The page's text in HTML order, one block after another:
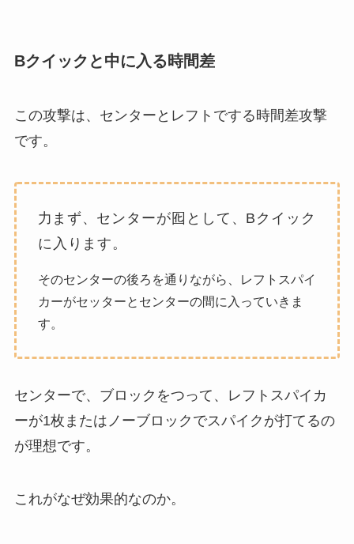
Bクイックと中に入る時間差
この攻撃は、センターとレフトでする時間差攻撃
です。
力 まず、センターが囮として、Bクイック
に入ります。
そのセンターの後ろを通りながら、レフトスパイ
カーがセッターとセンターの間に入っていきま
す。
センターで、ブロックをつって、レフトスパイカ
ーが1枚またはノーブロックでスパイクが打てるの
が理想です。
これがなぜ効果的なのか。